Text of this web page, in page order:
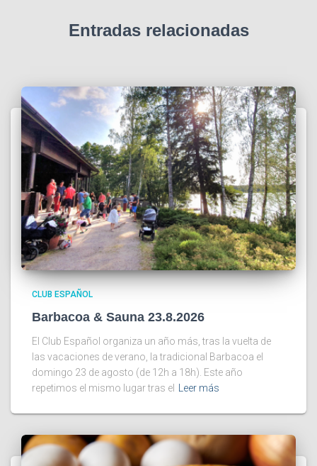
Entradas relacionadas
CLUB ESPAÑOL
Barbacoa & Sauna 23.8.2026
El Club Español organiza un año más, tras la vuelta de
las vacaciones de verano, la tradicional Barbacoa el
domingo 23 de agosto (de 12h a 18h). Este año
repetimos el mismo lugar tras el
Leer más